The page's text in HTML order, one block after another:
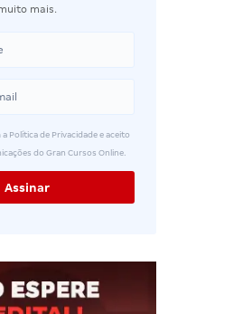
mais.
Política de Privacidade e aceito
do Gran Cursos Online.